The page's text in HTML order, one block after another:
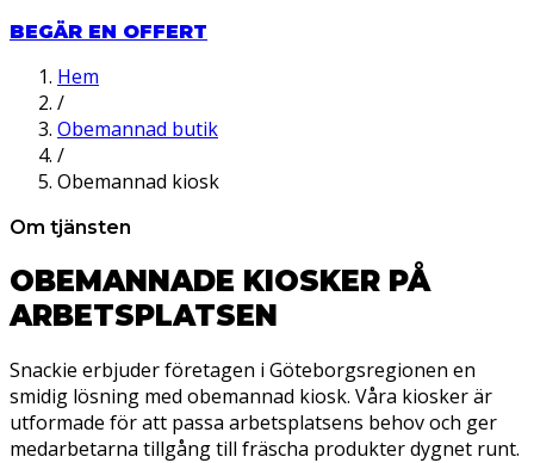
BEGÄR EN OFFERT
Hem
/
Obemannad butik
/
Obemannad kiosk
Om tjänsten
OBEMANNADE KIOSKER PÅ
ARBETSPLATSEN
Snackie erbjuder företagen i Göteborgsregionen en
smidig lösning med obemannad kiosk. Våra kiosker är
utformade för att passa arbetsplatsens behov och ger
medarbetarna tillgång till fräscha produkter dygnet runt.